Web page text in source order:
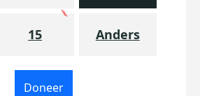
15 Anders
Doneer